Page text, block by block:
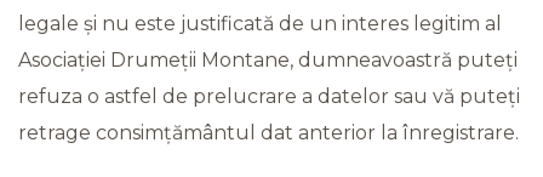
legale și nu este justificată de un interes legitim al
Asociației Drumeții Montane, dumneavoastră puteți
refuza o astfel de prelucrare a datelor sau vă puteți
retrage consimțământul dat anterior la înregistrare.